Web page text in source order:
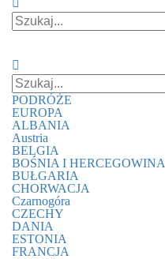
PODRÓŻE
EUROPA
ALBANIA
Austria
BELGIA
BOŚNIA I HERCEGOWINA
BUŁGARIA
CHORWACJA
Czarnogóra
CZECHY
DANIA
ESTONIA
FRANCJA